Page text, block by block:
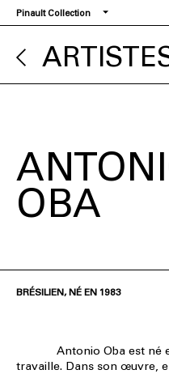
Aller
au
contenu
principal
Pinault Collection
OBA
BRÉSILIEN, NÉ EN 1983
Antonio Oba est né
travaille. Dans son œuvre,